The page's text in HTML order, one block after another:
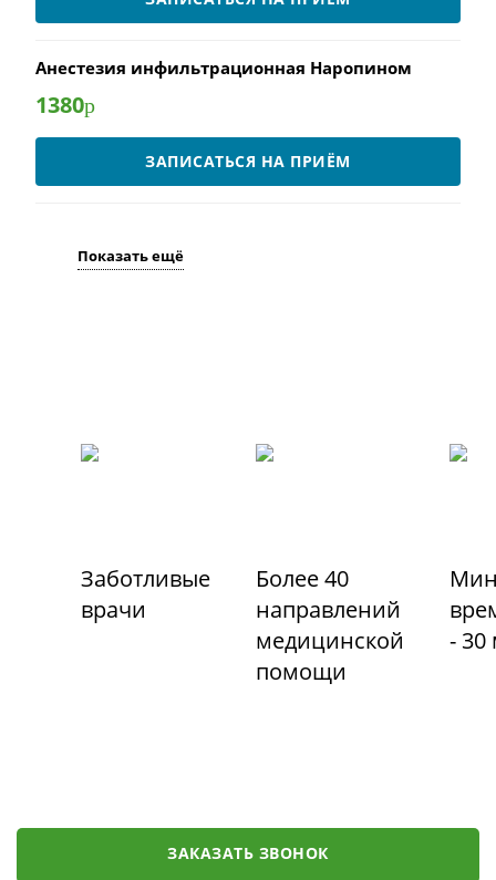
Анестезия инфильтрационная Наропином
1380р
ЗАПИСАТЬСЯ НА ПРИЁМ
Показать ещё
Заботливые
врачи
Более 40
направлений
медицинской
помощи
- 30
ЗАКАЗАТЬ ЗВОНОК